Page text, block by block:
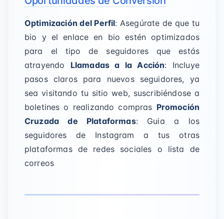
Optimización del Perfil: Asegúrate de que tu
bio y el enlace en bio estén optimizados
para el tipo de seguidores que estás
atrayendo Llamadas a la Acción: Incluye
pasos claros para nuevos seguidores, ya
sea visitando tu sitio web, suscribiéndose a
boletines o realizando compras Promoción
Cruzada de Plataformas: Guia a los
seguidores de Instagram a tus otras
plataformas de redes sociales o lista de
correos